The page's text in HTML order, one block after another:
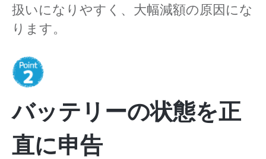
扱いになりやすく、大幅減額の原因にな
ります。
バッテリーの状態を正
直に申告